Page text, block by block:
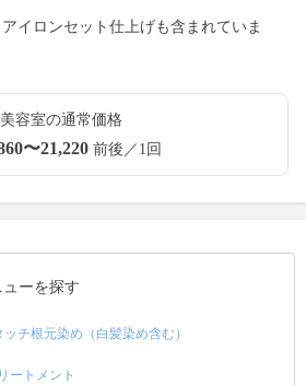
イロンセット仕上げも含まれていま
美容室の通常価格
〜21,220前後／1回
ーを探す
ッチ根元染め（白髪染め含む）
ートメント